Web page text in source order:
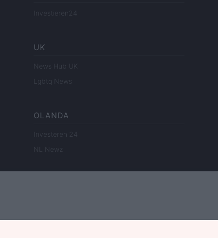
Investieren24
UK
News Hub UK
Lgbtq News
OLANDA
Investeren 24
NL Newz